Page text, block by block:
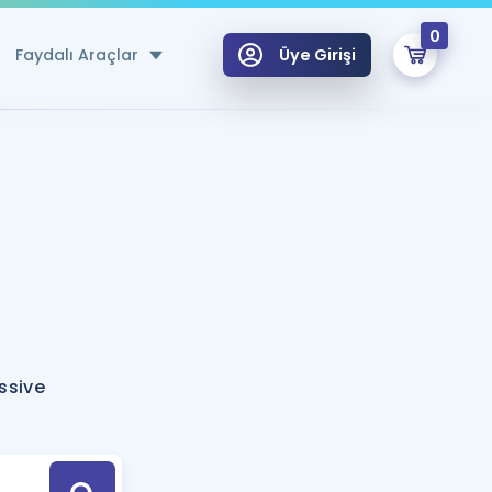
Faydalı Araçlar
Hesaplama Aracı
için Öneriler
Tek Takvimde
Üye Girişi
0
Hoca ile seni sınava hazırlayacak onlarca eğitim seni bekliyor!